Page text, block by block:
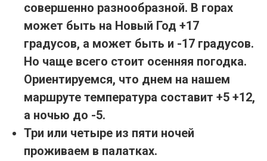
совершенно разнообразной. В горах
может быть на Новый Год +17
градусов, а может быть и -17 градусов.
Но чаще всего стоит осенняя погодка.
Ориентируемся, что днем на нашем
маршруте температура составит +5 +12,
а ночью до -5.
Три или четыре из пяти ночей
проживаем в палатках.